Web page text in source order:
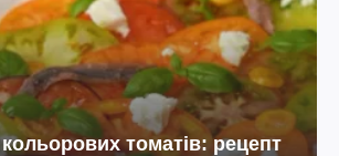
томатів: рецепт